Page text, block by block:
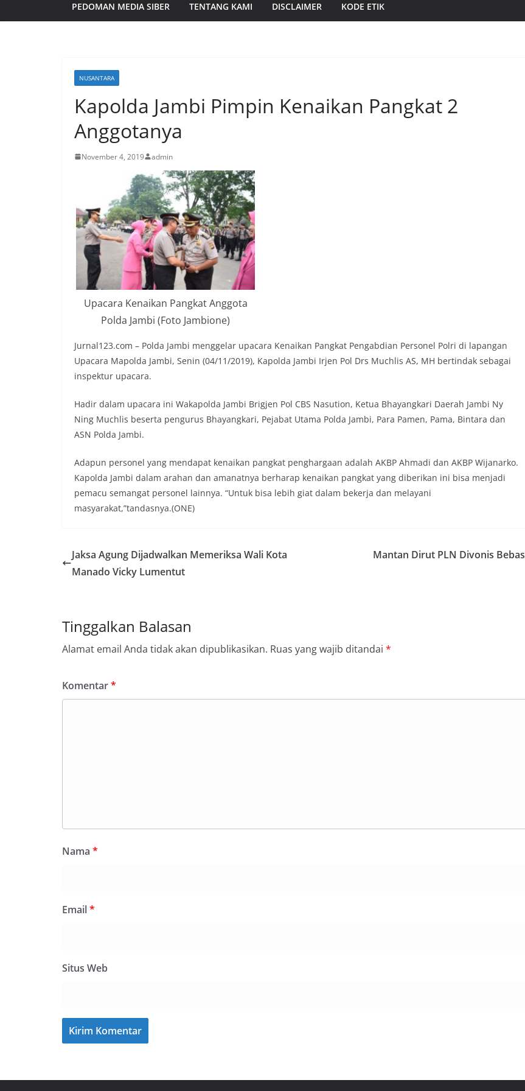
PEDOMAN MEDIA SIBER TENTANG KAMI DISCLAIMER KODE ETIK
NUSANTARA
Kapolda Jambi Pimpin Kenaikan Pangkat 2
Anggotanya
November 4, 2019 admin
Upacara Kenaikan Pangkat Anggota
Polda Jambi (Foto Jambione)
Jurnal123.com – Polda Jambi menggelar upacara Kenaikan Pangkat Pengabdian Personel Polri di lapangan
Upacara Mapolda Jambi, Senin (04/11/2019), Kapolda Jambi Irjen Pol Drs Muchlis AS, MH bertindak sebagai
inspektur upacara.
Hadir dalam upacara ini Wakapolda Jambi Brigjen Pol CBS Nasution, Ketua Bhayangkari Daerah Jambi Ny
Ning Muchlis beserta pengurus Bhayangkari, Pejabat Utama Polda Jambi, Para Pamen, Pama, Bintara dan
ASN Polda Jambi.
Adapun personel yang mendapat kenaikan pangkat penghargaan adalah AKBP Ahmadi dan AKBP Wijanarko.
Kapolda Jambi dalam arahan dan amanatnya berharap kenaikan pangkat yang diberikan ini bisa menjadi
pemacu semangat personel lainnya. “Untuk bisa lebih giat dalam bekerja dan melayani
masyarakat,”tandasnya.(ONE)
Jaksa Agung Dijadwalkan Memeriksa Wali Kota
Manado Vicky Lumentut
Mantan Dirut PLN Divonis Bebas
Tinggalkan Balasan
Alamat email Anda tidak akan dipublikasikan. Ruas yang wajib ditandai *
Komentar*
Nama *
Email*
Situs Web